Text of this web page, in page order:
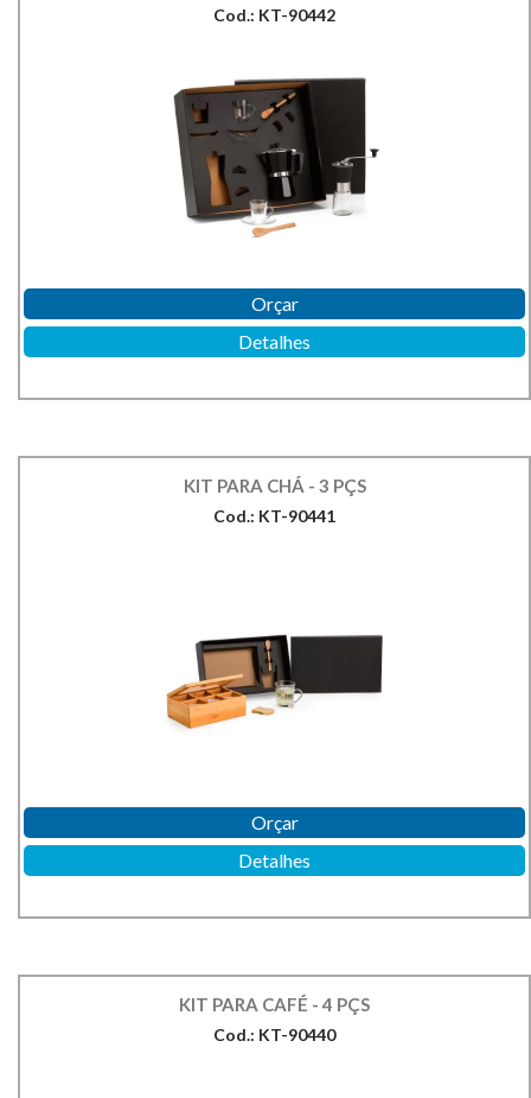
Cod.: KT-90442
Orçar
Detalhes
KIT PARA CHÁ - 3 PÇS
Cod.: KT-90441
Orçar
Detalhes
KIT PARA CAFÉ - 4 PÇS
Cod.: KT-90440